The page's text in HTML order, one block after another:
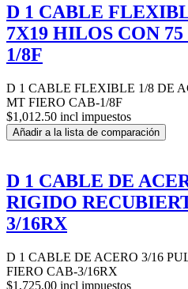
D 1 CABLE
7X19 HILOS CON
1/8F
D 1 CABLE FLEXIBLE 1/8 DE
MT FIERO CAB-1/8F
$1,012.50 incl impuestos
Añadir a la lista de comparación
D 1 CABLE DE
RIGIDO
3/16RX
D 1 CABLE DE ACERO 3/16
FIERO CAB-3/16RX
$1,725.00 incl impuestos